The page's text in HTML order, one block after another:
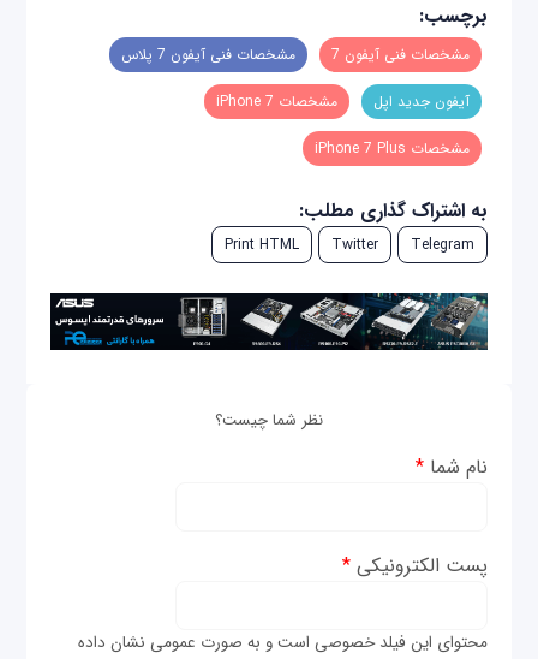
برچسب:
مشخصات فنی آیفون 7 مشخصات فنی آیفون 7 پلاس
آیفون جدید اپل مشخصات iPhone 7
مشخصات iPhone 7 Plus
به اشتراک گذاری مطلب:
Telegram
Twitter
Print HTML
نظر شما چیست؟
نام شما*
پست الکترونیکی*
محتوای این فیلد خصوصی است و به صورت عمومی نشان داده